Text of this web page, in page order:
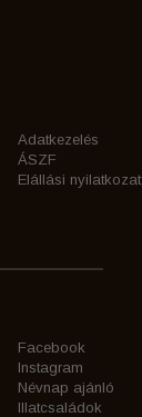
Adatkezelés
ÁSZF
Elállási nyilatkozat
Facebook
Instagram
Névnap ajánló
Illatcsaládok